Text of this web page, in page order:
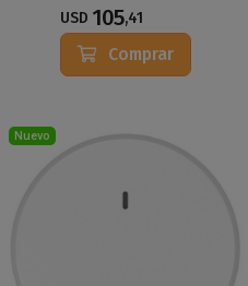
USD 105,41
Comprar
Nuevo